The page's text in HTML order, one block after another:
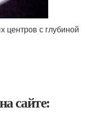
центров с глубиной
сайте: